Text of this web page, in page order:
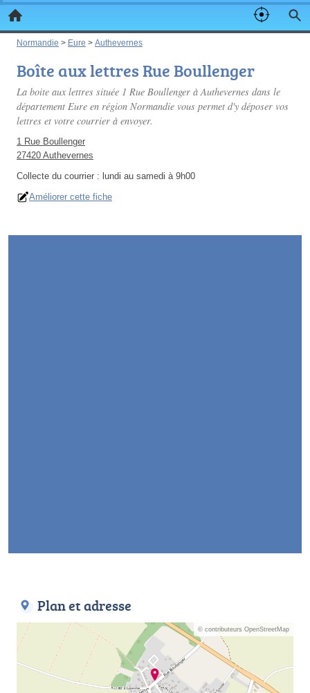
Normandie > Eure > Authevernes
Boîte aux lettres Rue Boullenger
La boite aux lettres située 1 Rue Boullenger à Authevernes dans le
département Eure en région Normandie vous permet d'y déposer vos
lettres et votre courrier à envoyer.
1 Rue Boullenger
27420 Authevernes
Collecte du courrier : lundi au samedi à 9h00
Améliorer cette fiche
Plan et adresse
© contributeurs OpenStreetMap